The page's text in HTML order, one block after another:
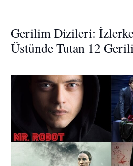
Gerilim Dizileri:
Üstünde Tutan 12